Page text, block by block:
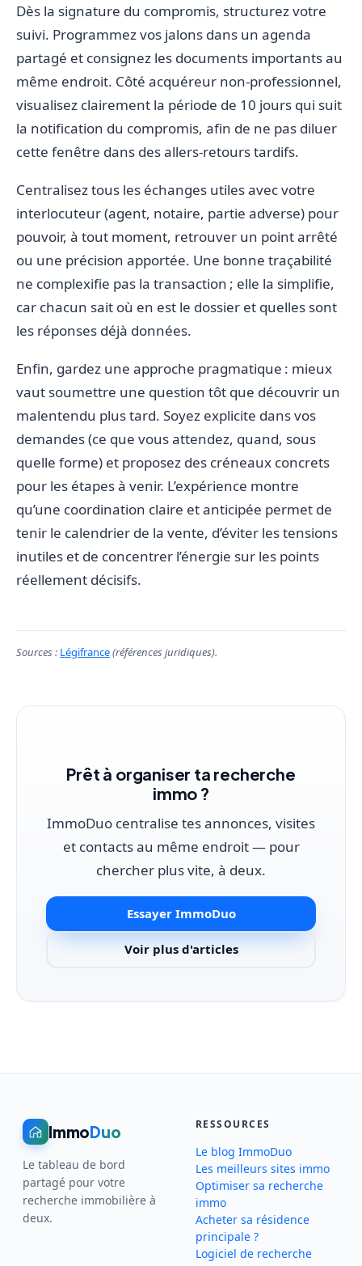
Dès la signature du compromis, structurez votre
suivi. Programmez vos jalons dans un agenda
partagé et consignez les documents importants au
même endroit. Côté acquéreur non-professionnel,
visualisez clairement la période de 10 jours qui suit
la notification du compromis, afin de ne pas diluer
cette fenêtre dans des allers-retours tardifs.
Centralisez tous les échanges utiles avec votre
interlocuteur (agent, notaire, partie adverse) pour
pouvoir, à tout moment, retrouver un point arrêté
ou une précision apportée. Une bonne traçabilité
ne complexifie pas la transaction ; elle la simplifie,
car chacun sait où en est le dossier et quelles sont
les réponses déjà données.
Enfin, gardez une approche pragmatique : mieux
vaut soumettre une question tôt que découvrir un
malentendu plus tard. Soyez explicite dans vos
demandes (ce que vous attendez, quand, sous
quelle forme) et proposez des créneaux concrets
pour les étapes à venir. L’expérience montre
qu’une coordination claire et anticipée permet de
tenir le calendrier de la vente, d’éviter les tensions
inutiles et de concentrer l’énergie sur les points
réellement décisifs.
Sources : Légifrance(références juridiques).
Prêt à organiser ta recherche
immo ?
ImmoDuo centralise tes annonces, visites
et contacts au même endroit — pour
chercher plus vite, à deux.
Essayer ImmoDuo
Voir plus d'articles
ImmoDuo
Le tableau de bord
partagé pour votre
recherche immobilière à
deux.
RESSOURCES
Le blog ImmoDuo
Les meilleurs sites immo
Optimiser sa recherche
immo
Acheter sa résidence
principale ?
Logiciel de recherche